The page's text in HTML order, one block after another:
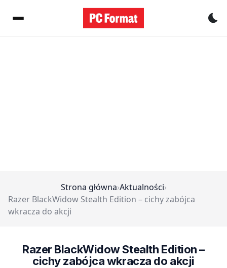
Strona główna›Aktualności›
Razer BlackWidow Stealth Edition – cichy zabójca
wkracza do akcji
Razer BlackWidow Stealth Edition –
cichy zabójca wkracza do akcji